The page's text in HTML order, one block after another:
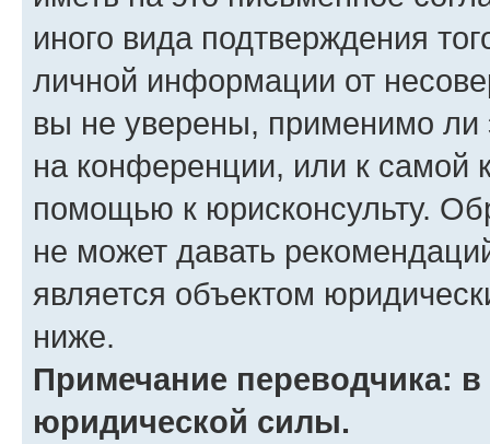
иного вида подтверждения
личной информации от
вы не уверены, применимо ли
на конференции, или к самой
помощью к юрисконсульту.
не может давать
является объектом
ниже.
Примечание переводчика:
юридической силы.